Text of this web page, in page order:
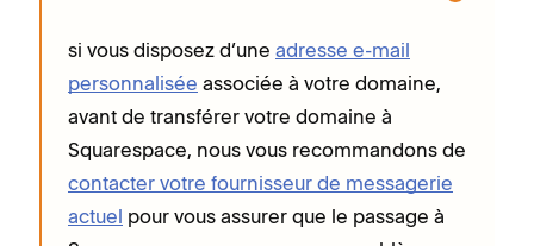
si vous disposez d’une adresse e-mail
personnalisée associée à votre domaine,
avant de transférer votre domaine à
Squarespace, nous vous recommandons de
contacter votre fournisseur de messagerie
actuel pour vous assurer que le passage à